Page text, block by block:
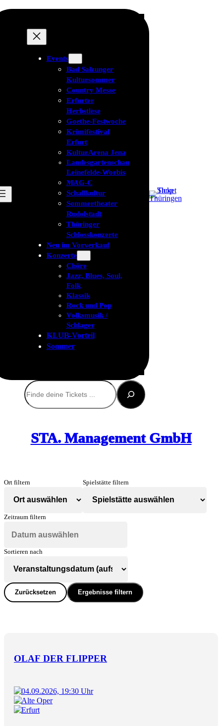
Events
Bad Salzunger
Kultursommer
Country Messe
Erfurter
Herbstlese
Goethe-Festwoche
Krimifestival
Erfurt
KulturArena Jena
Landesgartenschau
Leinefelde-Worbis
MAG-C
Schallkultur
Sommertheater
Rudolstadt
Thüringer
Schlosskonzerte
Neu im Vorverkauf
Konzerte
Chöre
Jazz, Blues, Soul,
Folk
Klassik
Rock und Pop
Volksmusik /
Schlager
KLUB-Vorteil
Sommer
Suchen
STA. Management GmbH
Ort filtern Spielstätte filtern
Zeitraum filtern
Sortieren nach
Zurücksetzen Ergebnisse filtern
OLAF DER FLIPPER
04.09.2026, 19:30 Uhr
Alte Oper
Erfurt